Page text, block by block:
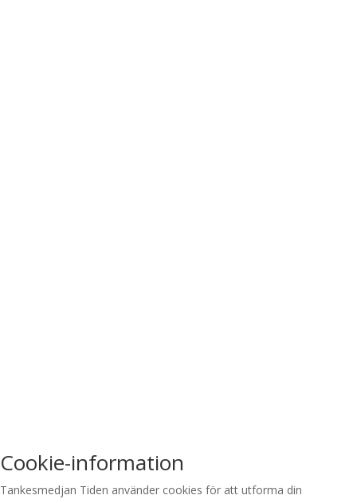
Cookie-information
Tankesmedjan Tiden använder cookies för att utforma din